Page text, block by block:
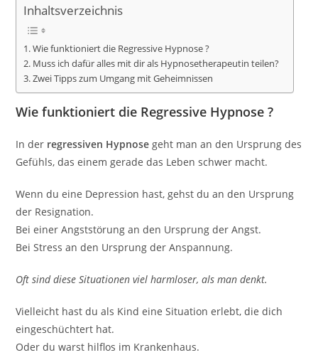
Inhaltsverzeichnis
Wie funktioniert die Regressive Hypnose ?
Muss ich dafür alles mit dir als Hypnosetherapeutin teilen?
Zwei Tipps zum Umgang mit Geheimnissen
Wie funktioniert die Regressive Hypnose ?
In der regressiven Hypnose geht man an den Ursprung des
Gefühls, das einem gerade das Leben schwer macht.
Wenn du eine Depression hast, gehst du an den Ursprung
der Resignation.
Bei einer Angststörung an den Ursprung der Angst.
Bei Stress an den Ursprung der Anspannung.
Oft sind diese Situationen viel harmloser, als man denkt.
Vielleicht hast du als Kind eine Situation erlebt, die dich
eingeschüchtert hat.
Oder du warst hilflos im Krankenhaus.